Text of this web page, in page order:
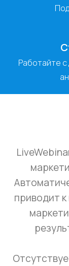
Работайте
приводит